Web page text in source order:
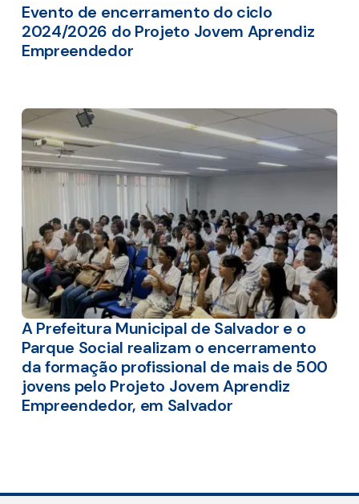
Evento de encerramento do ciclo
2024/2026 do Projeto Jovem Aprendiz
Empreendedor
A Prefeitura Municipal de Salvador e o
Parque Social realizam o encerramento
da formação profissional de mais de 500
jovens pelo Projeto Jovem Aprendiz
Empreendedor, em Salvador